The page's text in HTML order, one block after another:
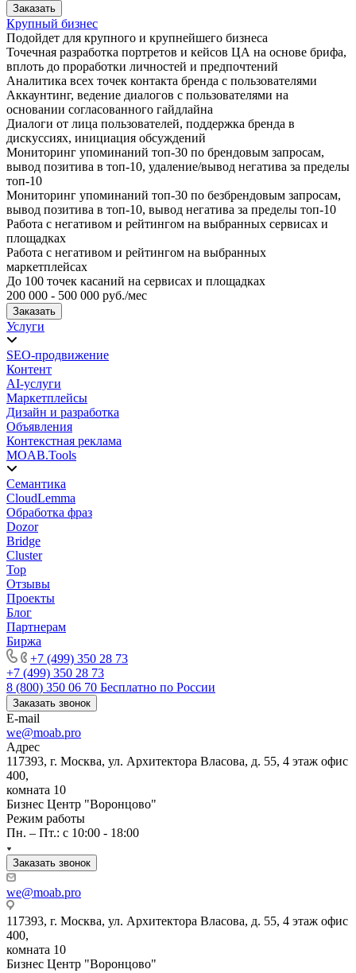
Заказать
Крупный бизнес
Подойдет для крупного и крупнейшего бизнеса
Точечная разработка портретов и кейсов ЦА на основе брифа,
вплоть до проработки личностей и предпочтений
Аналитика всех точек контакта бренда с пользователями
Аккаунтинг, ведение диалогов с пользователями на
основании согласованного гайдлайна
Диалоги от лица пользователей, поддержка бренда в
дискуссиях, инициация обсуждений
Мониторинг упоминаний топ-30 по брендовым запросам,
вывод позитива в топ-10, удаление/вывод негатива за пределы
топ-10
Мониторинг упоминаний топ-30 по безбрендовым запросам,
вывод позитива в топ-10, вывод негатива за пределы топ-10
Работа с негативом и рейтингом на выбранных сервисах и
площадках
Работа с негативом и рейтингом на выбранных
маркетплейсах
До 100 точек касаний на сервисах и площадках
200 000 - 500 000 руб./мес
Заказать
Услуги
SEO-продвижение
Контент
AI-услуги
Маркетплейсы
Дизайн и разработка
Объявления
Контекстная реклама
MOAB.Tools
Семантика
CloudLemma
Обработка фраз
Dozor
Bridge
Cluster
Top
Отзывы
Проекты
Блог
Партнерам
Биржа
+7 (499) 350 28 73
+7 (499) 350 28 73
8 (800) 350 06 70 Бесплатно по России
Заказать звонок
E-mail
we@moab.pro
Адрес
117393, г. Москва, ул. Архитектора Власова, д. 55, 4 этаж офис
400,
комната 10
Бизнес Центр "Воронцово"
Режим работы
Пн. – Пт.: с 10:00 - 18:00
Заказать звонок
we@moab.pro
117393, г. Москва, ул. Архитектора Власова, д. 55, 4 этаж офис
400,
комната 10
Бизнес Центр "Воронцово"